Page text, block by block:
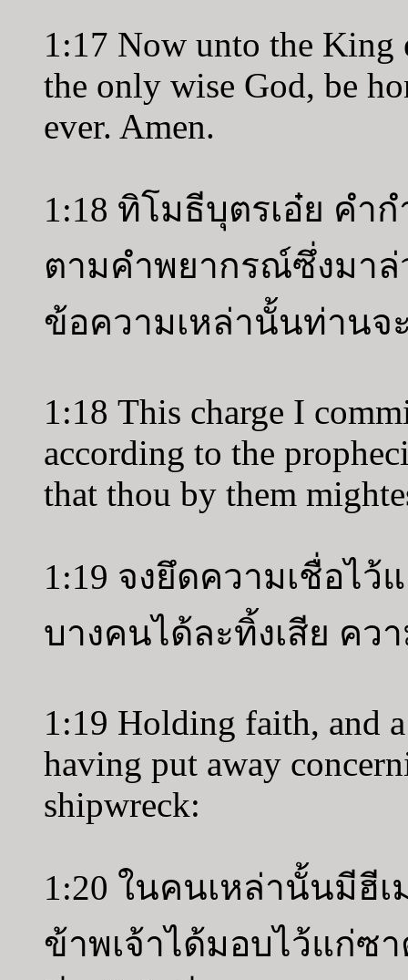
1:17 Now unto the
the only wise God, be
ever. Amen.
1:18 ทิโมธีบุตรเอ๋ย คำ
ตามคำพยากรณ์ซึ่งมาล่
ข้อความเหล่านั้นท่านจ
1:18 This charge I
according to the
that thou by them
1:19 จงยึดความเชื่อไ
บางคนได้ละทิ้งเสีย คว
1:19 Holding faith, and
having put away
shipwreck:
1:20 ในคนเหล่านั้นมีฮีเ
ข้าพเจ้าได้มอบไว้แก่ซา